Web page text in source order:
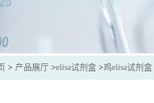
> 产品展厅 >elisa试剂盒 >鸡elisa试剂盒